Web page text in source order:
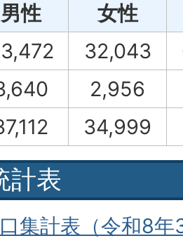
男性
女性
32,043
2,956
34,999
計表
集計表（令和8年